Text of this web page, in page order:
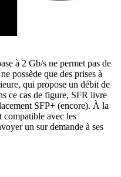
à 2 Gb/s ne permet pas de
possède que des prises à
qui propose un débit de
ce cas de figure, SFR livre
SFP+ (encore). À la
compatible avec les
un sur demande à ses